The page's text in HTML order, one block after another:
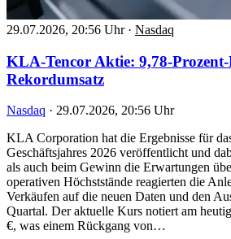
29.07.2026, 20:56 Uhr · Nasdaq
KLA-Tencor Aktie: 9,78-
Rekordumsatz
Nasdaq · 29.07.2026, 20:56 Uhr
KLA Corporation hat die Ergebnisse für
Geschäftsjahres 2026 veröffentlicht und
als auch beim Gewinn die Erwartungen
operativen Höchststände reagierten die
Verkäufen auf die neuen Daten und den
Quartal. Der aktuelle Kurs notiert am
€, was einem Rückgang von…